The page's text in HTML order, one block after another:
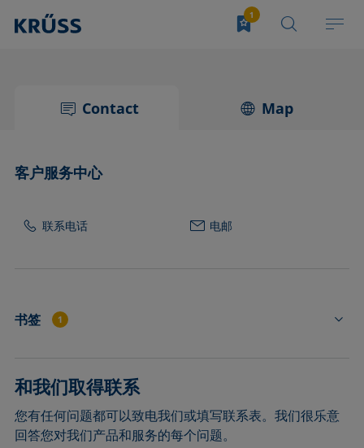
Contact Map
客户服务中心
联系电话 电邮
书签 1
和我们取得联系
您有任何问题都可以致电我们或填写联系表。我们很乐意
回答您对我们产品和服务的每个问题。